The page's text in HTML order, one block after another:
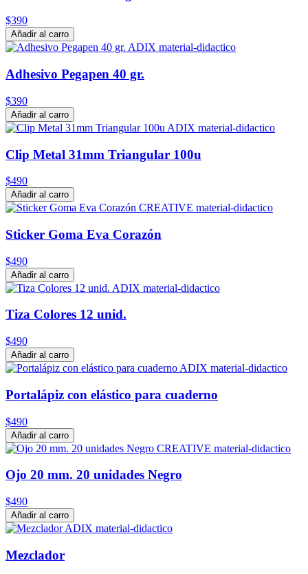
$390
Añadir al carro
Adhesivo Pegapen 40 gr.
$390
Añadir al carro
Clip Metal 31mm Triangular 100u
$490
Añadir al carro
Sticker Goma Eva Corazón
$490
Añadir al carro
Tiza Colores 12 unid.
$490
Añadir al carro
Portalápiz con elástico para cuaderno
$490
Añadir al carro
Ojo 20 mm. 20 unidades Negro
$490
Añadir al carro
Mezclador